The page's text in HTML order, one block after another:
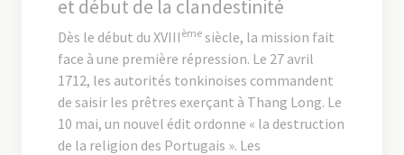
et début de la clandestinité
Dès le début du XVIII ème siècle, la mission fait
face à une première répression. Le 27 avril
1712, les autorités tonkinoises commandent
de saisir les prêtres exerçant à Thang Long. Le
10 mai, un nouvel édit ordonne « la destruction
de la religion des Portugais ». Les